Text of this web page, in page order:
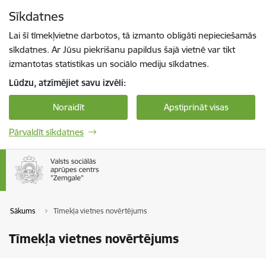
Sīkdatnes
Lai šī tīmekļvietne darbotos, tā izmanto obligāti nepieciešamās
sīkdatnes. Ar Jūsu piekrišanu papildus šajā vietnē var tikt
izmantotas statistikas un sociālo mediju sīkdatnes.
Lūdzu, atzīmējiet savu izvēli:
Noraidīt Apstiprināt visas
Pārvaldīt sīkdatnes
Sākums Tīmekļa vietnes novērtējums
Tīmekļa vietnes novērtējums